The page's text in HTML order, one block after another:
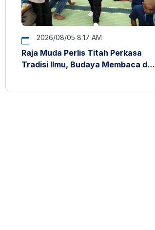
2026/08/05 8:17 AM
Raja Muda Perlis Titah Perkasa
Tradisi Ilmu, Budaya Membaca dan